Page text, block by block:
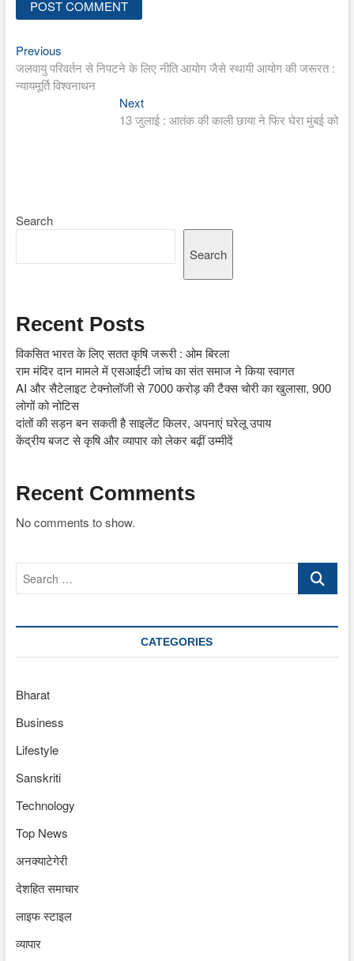
Post
navigation
PreviousPrevious
post:
जलवायु परिवर्तन से निपटने के लिए नीति आयोग जैसे स्थायी आयोग की जरूरत :
न्यायमूर्ति विश्वनाथन
NextNext
post:
13 जुलाई : आतंक की काली छाया ने फिर घेरा मुंबई को
Search
Search
Recent Posts
विकसित भारत के लिए सतत कृषि जरूरी : ओम बिरला
राम मंदिर दान मामले में एसआईटी जांच का संत समाज ने किया स्वागत
AI और सैटेलाइट टेक्नोलॉजी से 7000 करोड़ की टैक्स चोरी का खुलासा, 900
लोगों को नोटिस
दांतों की सड़न बन सकती है साइलेंट किलर, अपनाएं घरेलू उपाय
केंद्रीय बजट से कृषि और व्यापार को लेकर बढ़ीं उम्मीदें
Recent Comments
No comments to show.
Search
CATEGORIES
Bharat
Business
Lifestyle
Sanskriti
Technology
Top News
अनक्याटेगेरी
देशहित समाचार
लाइफ स्टाइल
व्यापार